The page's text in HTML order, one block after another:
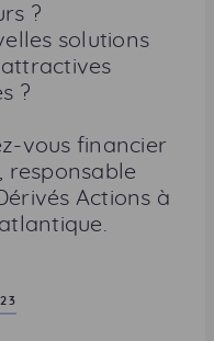
?
solutions
?
vous financier
responsable
Actions à